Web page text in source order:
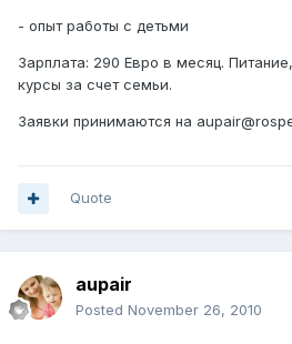
- опыт работы с детьми
Зарплата: 290 Евро в месяц.
курсы за счет семьи.
Заявки принимаются на
Quote
aupair
Posted November 26, 2010